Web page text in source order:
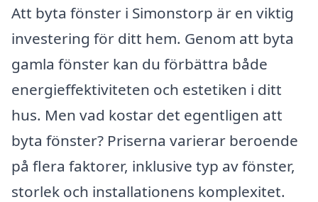
Att byta fönster i Simonstorp är en viktig
investering för ditt hem. Genom att byta
gamla fönster kan du förbättra både
energieffektiviteten och estetiken i ditt
hus. Men vad kostar det egentligen att
byta fönster? Priserna varierar beroende
på flera faktorer, inklusive typ av fönster,
storlek och installationens komplexitet.